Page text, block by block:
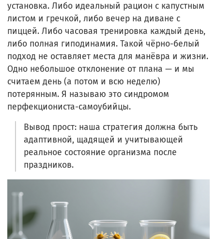
установка. Либо идеальный рацион с капустным
листом и гречкой, либо вечер на диване с
пиццей. Либо часовая тренировка каждый день,
либо полная гиподинамия. Такой чёрно-белый
подход не оставляет места для манёвра и жизни.
Одно небольшое отклонение от плана — и мы
считаем день (а потом и всю неделю)
потерянным. Я называю это синдромом
перфекциониста-самоубийцы.
Вывод прост: наша стратегия должна быть
адаптивной, щадящей и учитывающей
реальное состояние организма после
праздников.